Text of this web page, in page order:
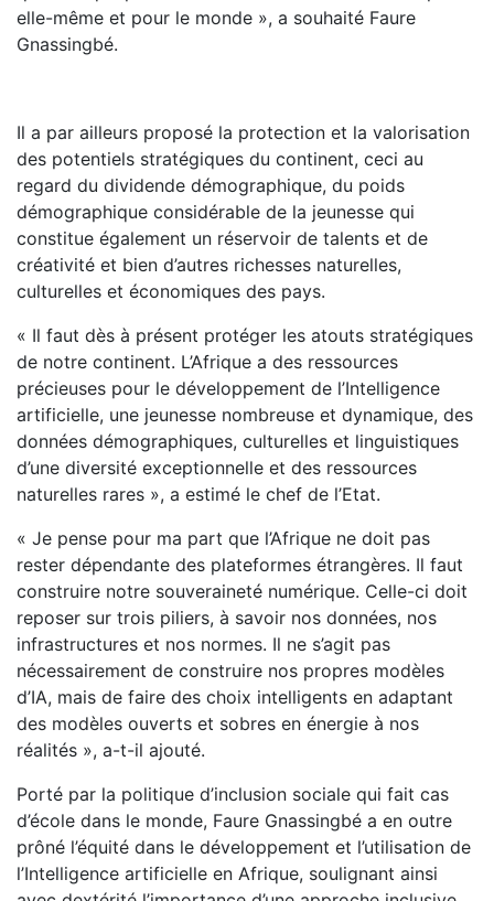
elle-même et pour le monde », a souhaité Faure
Gnassingbé.
Il a par ailleurs proposé la protection et la valorisation
des potentiels stratégiques du continent, ceci au
regard du dividende démographique, du poids
démographique considérable de la jeunesse qui
constitue également un réservoir de talents et de
créativité et bien d’autres richesses naturelles,
culturelles et économiques des pays.
« Il faut dès à présent protéger les atouts stratégiques
de notre continent. L’Afrique a des ressources
précieuses pour le développement de l’Intelligence
artificielle, une jeunesse nombreuse et dynamique, des
données démographiques, culturelles et linguistiques
d’une diversité exceptionnelle et des ressources
naturelles rares », a estimé le chef de l’Etat.
« Je pense pour ma part que l’Afrique ne doit pas
rester dépendante des plateformes étrangères. Il faut
construire notre souveraineté numérique. Celle-ci doit
reposer sur trois piliers, à savoir nos données, nos
infrastructures et nos normes. Il ne s’agit pas
nécessairement de construire nos propres modèles
d’IA, mais de faire des choix intelligents en adaptant
des modèles ouverts et sobres en énergie à nos
réalités », a-t-il ajouté.
Porté par la politique d’inclusion sociale qui fait cas
d’école dans le monde, Faure Gnassingbé a en outre
prôné l’équité dans le développement et l’utilisation de
l’Intelligence artificielle en Afrique, soulignant ainsi